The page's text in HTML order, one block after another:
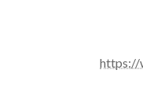
https://